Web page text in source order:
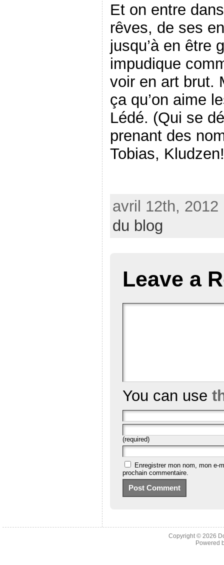
Et on entre
rêves, de ses
jusqu’à en être
impudique
voir en art brut.
ça qu’on aime
Lédé. (Qui se
prenant des
Tobias,
avril 12th,
du blog
Leave a
You can use
(required)
Enregistrer mon nom, mon e-
prochain commentaire.
Copyright © 2026
Powered